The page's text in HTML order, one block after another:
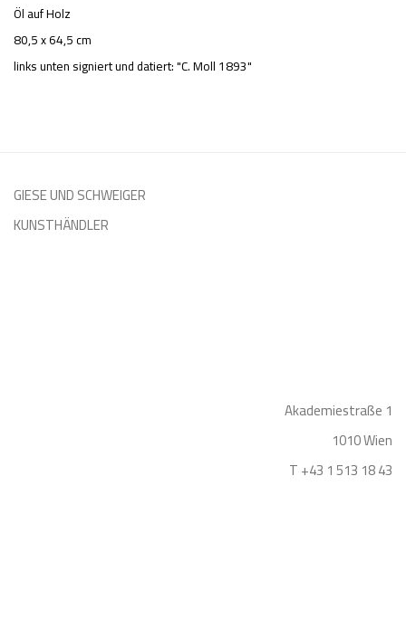
Öl auf Holz
80,5 x 64,5 cm
links unten signiert und datiert: "C. Moll 1893"
GIESE UND SCHWEIGER
KUNSTHÄNDLER
Akademiestraße 1
1010 Wien
T +43 1 513 18 43